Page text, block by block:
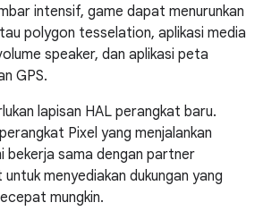
intensif, game dapat menurunkan
polygon tesselation, aplikasi media
speaker, dan aplikasi peta
GPS.
lapisan HAL perangkat baru.
Pixel yang menjalankan
bekerja sama dengan partner
menyediakan dukungan yang
mungkin.